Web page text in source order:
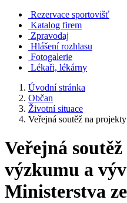
Rezervace sportovišť
Katalog firem
Zpravodaj
Hlášení rozhlasu
Fotogalerie
Lékaři, lékárny
Úvodní stránka
Občan
Životní situace
Veřejná soutěž na
Veřejná
výzkumu a
Ministerstva